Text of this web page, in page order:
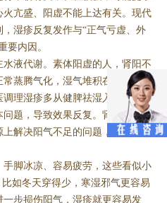
亢盛、阳虚不能上达有关。现代
湿疹反复发作与“正气亏虚、外
要内因。
液代谢。素体阳虚的人，肾阳不
蒸腾气化，湿气堆积在体内，从
理湿疹多从健脾祛湿入手，但单
题，导致效果反复。肾合胶囊通
解决阳气不足的问题，让身体有
脚冰凉、容易疲劳，这些看似小
如冬天穿得少，寒湿邪气更容易
步损伤阳气，湿疹就更容易发